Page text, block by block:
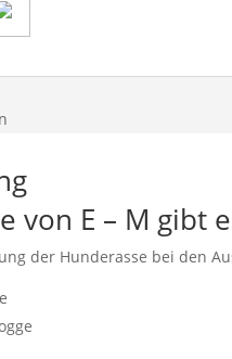
von E – M gibt
der Hunderasse bei den